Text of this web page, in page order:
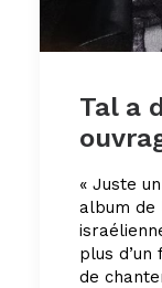
Tal a
« Juste
album de
plus d’un
de